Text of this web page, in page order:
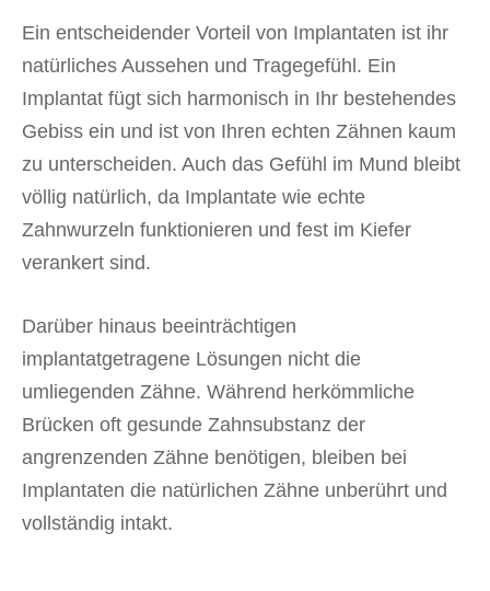
Ein entscheidender Vorteil von Implantaten ist ihr
natürliches Aussehen und Tragegefühl. Ein
Implantat fügt sich harmonisch in Ihr bestehendes
Gebiss ein und ist von Ihren echten Zähnen kaum
zu unterscheiden. Auch das Gefühl im Mund bleibt
völlig natürlich, da Implantate wie echte
Zahnwurzeln funktionieren und fest im Kiefer
verankert sind.
Darüber hinaus beeinträchtigen
implantatgetragene Lösungen nicht die
umliegenden Zähne. Während herkömmliche
Brücken oft gesunde Zahnsubstanz der
angrenzenden Zähne benötigen, bleiben bei
Implantaten die natürlichen Zähne unberührt und
vollständig intakt.